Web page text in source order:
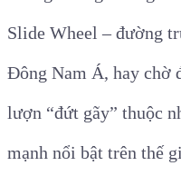
Slide Wheel – đường
Đông Nam Á, hay chờ
lượn “đứt gãy” thuộc
mạnh nổi bật trên thế